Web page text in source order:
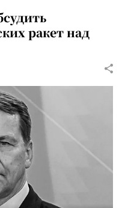
ракет над